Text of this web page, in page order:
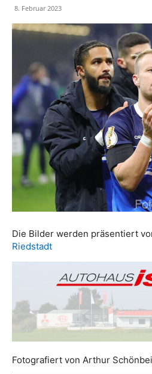
8. Februar 2023
Die Bilder werden präsentiert
Riedstadt
Fotografiert von Arthur